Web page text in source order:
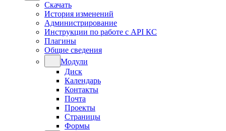
Скачать
История изменений
Администрирование
Инструкции по работе с API КС
Плагины
Общие сведения
Модули
Диск
Календарь
Контакты
Почта
Проекты
Страницы
Формы